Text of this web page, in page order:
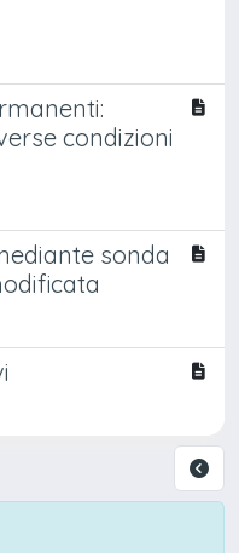
condizioni
sonda